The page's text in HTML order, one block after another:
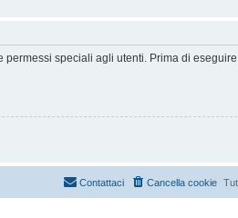
speciali agli utenti. Prima di
Cancella cookie
Contattaci